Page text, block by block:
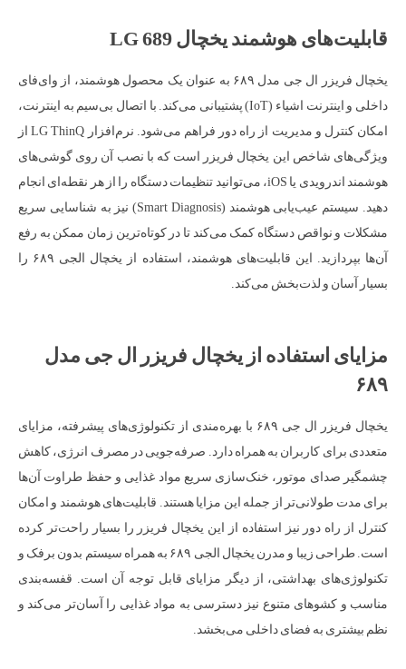
قابلیت‌های هوشمند یخچال LG 689
یخچال فریزر ال جی مدل ۶۸۹ به عنوان یک محصول هوشمند، از وای‌فای
داخلی و اینترنت اشیاء (IoT) پشتیبانی می‌کند. با اتصال بی‌سیم به اینترنت،
امکان کنترل و مدیریت از راه دور فراهم می‌شود. نرم‌افزار LG ThinQ از
ویژگی‌های شاخص این یخچال فریزر است که با نصب آن روی گوشی‌های
هوشمند اندرویدی یا iOS، می‌توانید تنظیمات دستگاه را از هر نقطه‌ای انجام
دهید. سیستم عیب‌یابی هوشمند (Smart Diagnosis) نیز به شناسایی سریع
مشکلات و نواقص دستگاه کمک می‌کند تا در کوتاه‌ترین زمان ممکن به رفع
آن‌ها بپردازید. این قابلیت‌های هوشمند، استفاده از یخچال الجی ۶۸۹ را
بسیار آسان و لذت‌بخش می‌کند.
مزایای استفاده از یخچال فریزر ال جی مدل
۶۸۹
یخچال فریزر ال جی ۶۸۹ با بهره‌مندی از تکنولوژی‌های پیشرفته، مزایای
متعددی برای کاربران به همراه دارد. صرفه‌جویی در مصرف انرژی، کاهش
چشمگیر صدای موتور، خنک‌سازی سریع مواد غذایی و حفظ طراوت آن‌ها
برای مدت طولانی‌تر از جمله این مزایا هستند. قابلیت‌های هوشمند و امکان
کنترل از راه دور نیز استفاده از این یخچال فریزر را بسیار راحت‌تر کرده
است. طراحی زیبا و مدرن یخچال الجی ۶۸۹ به همراه سیستم بدون برفک و
تکنولوژی‌های بهداشتی، از دیگر مزایای قابل توجه آن است. قفسه‌بندی
مناسب و کشوهای متنوع نیز دسترسی به مواد غذایی را آسان‌تر می‌کند و
نظم بیشتری به فضای داخلی می‌بخشد.